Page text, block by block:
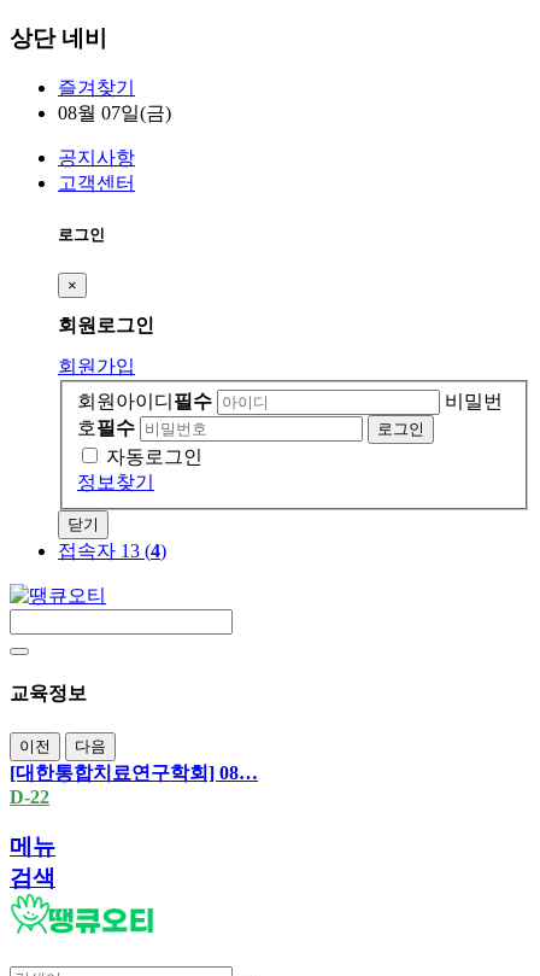
상단 네비
즐겨찾기
08월 07일(금)
공지사항
고객센터
로그인
×
회원 로그인
회원가입
회원아이디 필수
비밀번
호필수
자동로그인
정보찾기
닫기
접속자 13 (4)
교육정보
이전 다음
[대한통합치료연구학회] 08…
D-22
메뉴
검색